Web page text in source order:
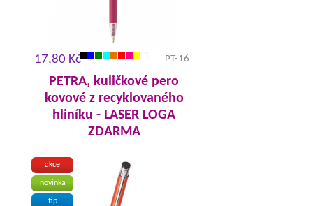
17,80 Kč PT-16
PETRA, kuličkové pero
kovové z recyklovaného
hliníku - LASER LOGA
ZDARMA
akce
novinka
tip